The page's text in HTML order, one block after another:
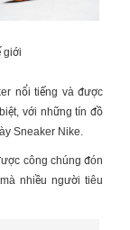
giới
nổi tiếng và được
với những tín đồ
Sneaker Nike.
công chúng đón
nhiều người tiêu